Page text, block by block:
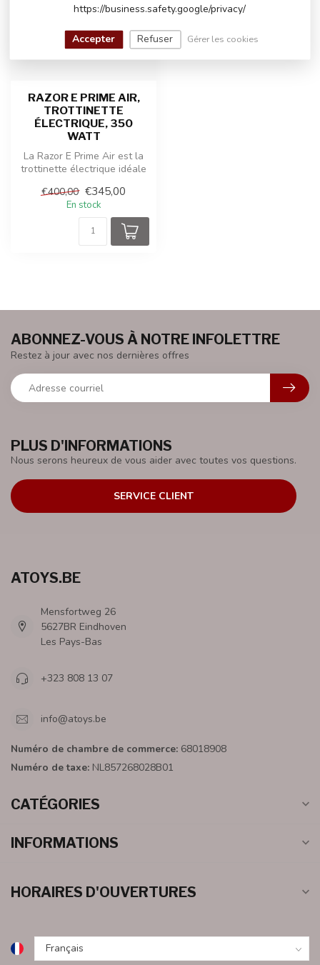
RAZOR E PRIME AIR,
TROTTINETTE
ÉLECTRIQUE, 350
WATT
La Razor E Prime Air est la
trottinette électrique idéale
€400,00 €345,00
En stock
PLUS D'INFORMATIONS
Nous serons heureux de vous aider avec toutes vos questions.
SERVICE CLIENT
ABONNEZ-VOUS À NOTRE INFOLETTRE
Restez à jour avec nos dernières offres
ATOYS.BE
Mensfortweg 26
5627BR Eindhoven
Les Pays-Bas
+323 808 13 07
info@atoys.be
Numéro de chambre de commerce: 68018908
Numéro de taxe: NL857268028B01
CATÉGORIES
INFORMATIONS
HORAIRES D'OUVERTURES
https://business.safety.google/privacy/
Accepter Refuser Gérer les cookies